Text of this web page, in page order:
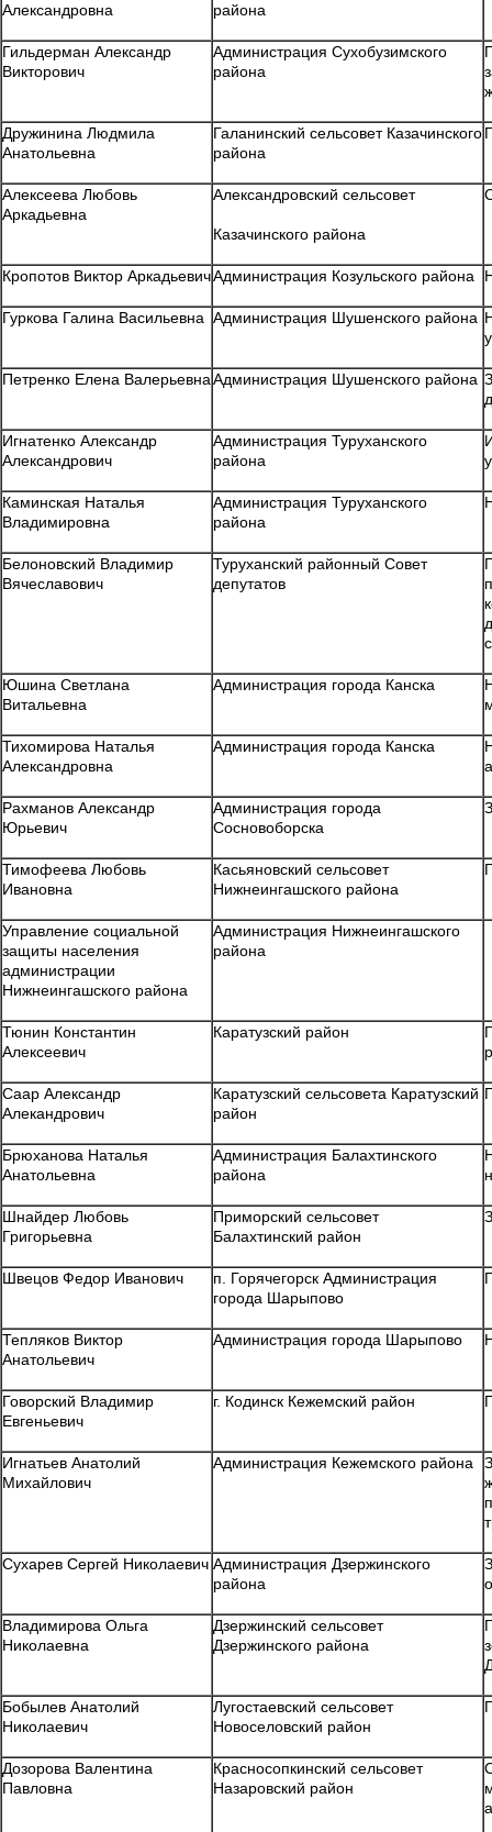
Александровна
района
Гильдерман Александр
Викторович
Администрация Сухобузимского
района
Дружинина Людмила
Анатольевна
Галанинский сельсовет Казачинского
района
Алексеева Любовь
Аркадьевна
Александровский сельсовет
Казачинского района
Кропотов Виктор АркадьевичАдминистрация Козульского района
Гуркова Галина Васильевна Администрация Шушенского района
Петренко Елена ВалерьевнаАдминистрация Шушенского района
Игнатенко Александр
Александрович
Администрация Туруханского
района
Каминская Наталья
Владимировна
Администрация Туруханского
района
Белоновский Владимир
Вячеславович
Туруханский районный Совет
депутатов
Юшина Светлана
Витальевна
Администрация города Канска
Тихомирова Наталья
Александровна
Администрация города Канска
Рахманов Александр
Юрьевич
Администрация города
Сосновоборска
Тимофеева Любовь
Ивановна
Касьяновский сельсовет
Нижнеингашского района
Управление социальной
защиты населения
администрации
Нижнеингашского района
Администрация Нижнеингашского
района
Тюнин Константин
Алексеевич
Каратузский район
Саар Александр
Алекандрович
Каратузский сельсовета Каратузский
район
Брюханова Наталья
Анатольевна
Администрация Балахтинского
района
Шнайдер Любовь
Григорьевна
Приморский сельсовет
Балахтинский район
Швецов Федор Иванович
п. Горячегорск Администрация
города Шарыпово
Тепляков Виктор
Анатольевич
Администрация города Шарыпово
Говорский Владимир
Евгеньевич
г. Кодинск Кежемский район
Игнатьев Анатолий
Михайлович
Администрация Кежемского района
Сухарев Сергей Николаевич Администрация Дзержинского
района
Владимирова Ольга
Николаевна
Дзержинский сельсовет
Дзержинского района
Бобылев Анатолий
Николаевич
Лугостаевский сельсовет
Новоселовский район
Дозорова Валентина
Павловна
Красносопкинский сельсовет
Назаровский район